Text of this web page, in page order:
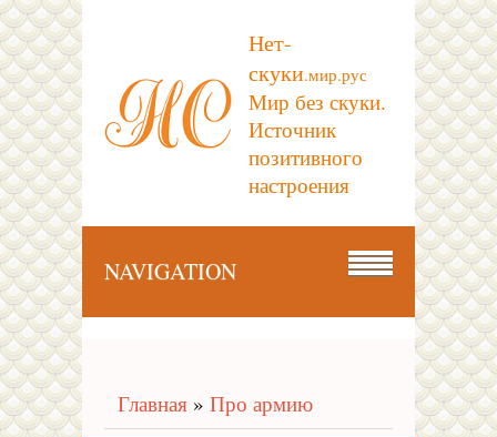
Нет-
скуки.мир.рус
Мир без скуки.
Источник
позитивного
настроения
NAVIGATION
Главная » Про армию